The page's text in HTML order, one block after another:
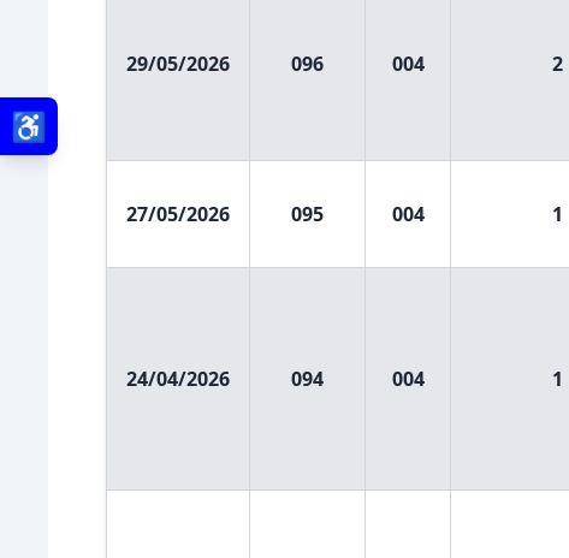
♿
29/05/2026 096 004 2
27/05/2026 095 004 1
24/04/2026 094 004 1